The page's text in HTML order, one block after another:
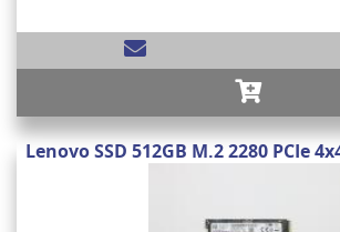
Lenovo SSD 512GB M.2 2280 PCIe